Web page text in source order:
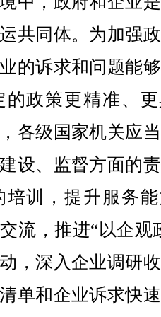
共同体。为加强
的诉求和问题能
的政策更精准、
各级国家机关应
设、监督方面的
培训，提升服务
流，推进“以企观
，深入企业调研
单和企业诉求快